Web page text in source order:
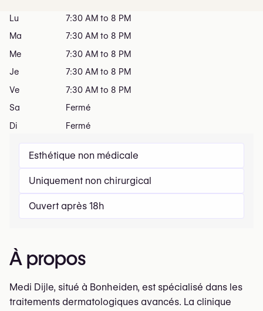
Esthétique non médicale
Uniquement non chirurgical
Ouvert après 18h
À propos
Medi Dijle, situé à Bonheiden, est spécialisé dans les
traitements dermatologiques avancés. La clinique
Lu
7:30 AM to 8 PM
Ma
7:30 AM to 8 PM
Me
7:30 AM to 8 PM
Je
7:30 AM to 8 PM
Ve
7:30 AM to 8 PM
Sa
Fermé
Di
Fermé